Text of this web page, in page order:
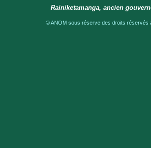
Rainiketamanga, ancien
© ANOM sous réserve des droits réservés